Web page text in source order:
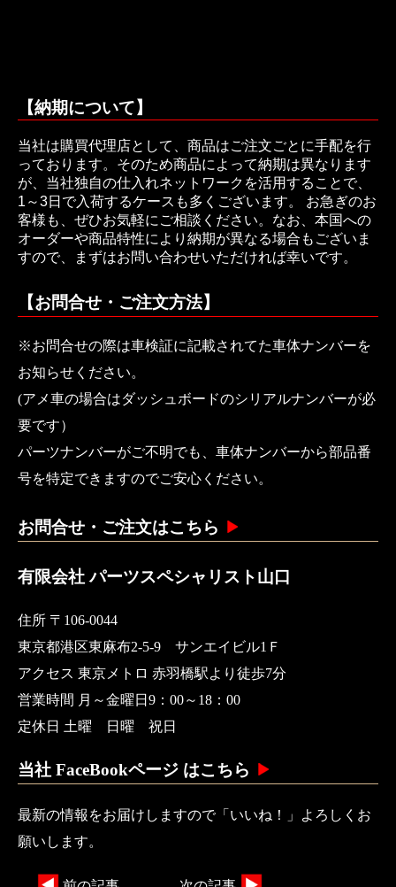
【納期について】
当社は購買代理店として、商品はご注文ごとに手配を行
っております。そのため商品によって納期は異なります
が、当社独自の仕入れネットワークを活用することで、
1～3日で入荷するケースも多くございます。 お急ぎのお
客様も、ぜひお気軽にご相談ください。なお、本国への
オーダーや商品特性により納期が異なる場合もございま
すので、まずはお問い合わせいただければ幸いです。
【お問合せ・ご注文方法】
※お問合せの際は車検証に記載されてた車体ナンバーを
お知らせください。
(アメ車の場合はダッシュボードのシリアルナンバーが必
要です）
パーツナンバーがご不明でも、車体ナンバーから部品番
号を特定できますのでご安心ください。
お問合せ・ご注文はこちら
有限会社 パーツスペシャリスト山口
住所 〒106-0044
東京都港区東麻布2-5-9 サンエイビル1Ｆ
アクセス 東京メトロ 赤羽橋駅より徒歩7分
営業時間 月～金曜日9：00～18：00
定休日 土曜 日曜 祝日
当社 FaceBookページ はこちら
最新の情報をお届けしますので「いいね！」よろしくお
願いします。